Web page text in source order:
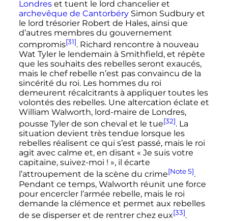
Londreset tuent le lord chancelier et
archevêque de CantorbérySimon Sudbury et
le lord trésorier Robert de Hales, ainsi que
d’autres membres du gouvernement
compromis[31]. Richard rencontre à nouveau
Wat Tyler le lendemain à Smithfield, et répète
que les souhaits des rebelles seront exaucés,
mais le chef rebelle n’est pas convaincu de la
sincérité du roi. Les hommes du roi
demeurent récalcitrants à appliquer toutes les
volontés des rebelles. Une altercation éclate et
William Walworth, lord-maire de Londres,
pousse Tyler de son cheval et le tue[32]. La
situation devient très tendue lorsque les
rebelles réalisent ce qui s’est passé, mais le roi
agit avec calme et, en disant « Je suis votre
capitaine, suivez-moi ! », il écarte
l’attroupement de la scène du crime[Note 5].
Pendant ce temps, Walworth réunit une force
pour encercler l’armée rebelle, mais le roi
demande la clémence et permet aux rebelles
de se disperser et de rentrer chez eux[33].